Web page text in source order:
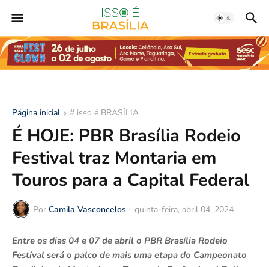
Página inicial # isso é BRASÍLIA
É HOJE: PBR Brasília Rodeio
Festival traz Montaria em
Touros para a Capital Federal
Por Camila Vasconcelos - quinta-feira, abril 04, 2024
Entre os dias 04 e 07 de abril o PBR Brasília Rodeio
Festival será o palco de mais uma etapa do Campeonato